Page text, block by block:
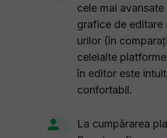
cele mai
grafice de editare
urilor (în
celelalte
în editor este
confortabil.
La cumpărarea